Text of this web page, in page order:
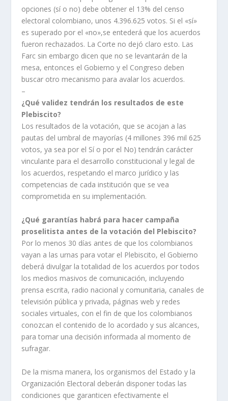
opciones (sí o no) debe obtener el 13% del censo
electoral colombiano, unos 4.396.625 votos. Si el «sí»
es superado por el «no»,se entederá que los acuerdos
fueron rechazados. La Corte no dejó claro esto. Las
Farc sin embargo dicen que no se levantarán de la
mesa, entonces el Gobierno y el Congreso deben
buscar otro mecanismo para avalar los acuerdos.
–
¿Qué validez tendrán los resultados de este
Plebiscito?
Los resultados de la votación, que se acojan a las
pautas del umbral de mayorías (4 millones 396 mil 625
votos, ya sea por el Sí o por el No) tendrán carácter
vinculante para el desarrollo constitucional y legal de
los acuerdos, respetando el marco jurídico y las
competencias de cada institución que se vea
comprometida en su implementación.
¿Qué garantías habrá para hacer campaña
proselitista antes de la votación del Plebiscito?
Por lo menos 30 días antes de que los colombianos
vayan a las urnas para votar el Plebiscito, el Gobierno
deberá divulgar la totalidad de los acuerdos por todos
los medios masivos de comunicación, incluyendo
prensa escrita, radio nacional y comunitaria, canales de
televisión pública y privada, páginas web y redes
sociales virtuales, con el fin de que los colombianos
conozcan el contenido de lo acordado y sus alcances,
para tomar una decisión informada al momento de
sufragar.
De la misma manera, los organismos del Estado y la
Organización Electoral deberán disponer todas las
condiciones que garanticen efectivamente el